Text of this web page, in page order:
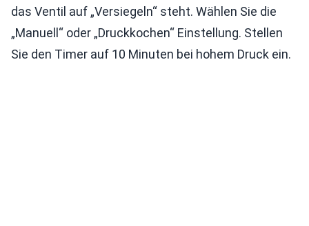
das Ventil auf „Versiegeln“ steht. Wählen Sie die
„Manuell“ oder „Druckkochen“ Einstellung. Stellen
Sie den Timer auf 10 Minuten bei hohem Druck ein.